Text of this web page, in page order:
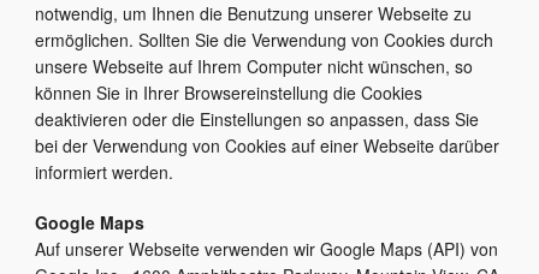
notwendig, um Ihnen die Benutzung unserer Webseite zu
ermöglichen. Sollten Sie die Verwendung von Cookies durch
unsere Webseite auf Ihrem Computer nicht wünschen, so
können Sie in Ihrer Browsereinstellung die Cookies
deaktivieren oder die Einstellungen so anpassen, dass Sie
bei der Verwendung von Cookies auf einer Webseite darüber
informiert werden.
Google Maps
Auf unserer Webseite verwenden wir Google Maps (API) von